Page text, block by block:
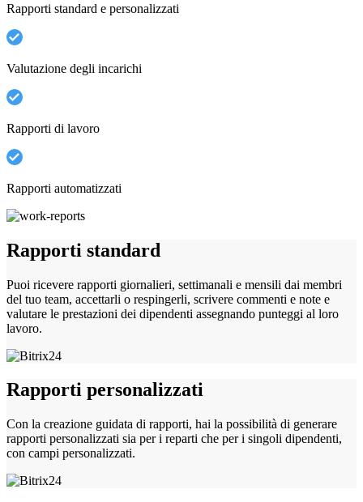
Rapporti standard e personalizzati
Valutazione degli incarichi
Rapporti di lavoro
Rapporti automatizzati
Rapporti standard
Puoi ricevere rapporti giornalieri, settimanali e mensili dai membri
del tuo team, accettarli o respingerli, scrivere commenti e note e
valutare le prestazioni dei dipendenti assegnando punteggi al loro
lavoro.
Rapporti personalizzati
Con la creazione guidata di rapporti, hai la possibilità di generare
rapporti personalizzati sia per i reparti che per i singoli dipendenti,
con campi personalizzati.